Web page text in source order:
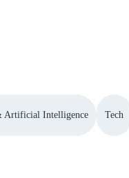
Artificial Intelligence Tech